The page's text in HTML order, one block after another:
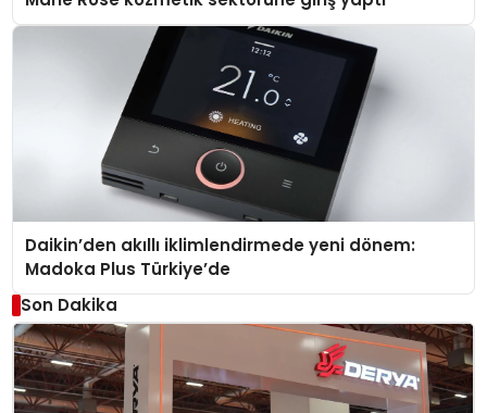
Daikin’den akıllı iklimlendirmede yeni dönem:
Madoka Plus Türkiye’de
Son Dakika